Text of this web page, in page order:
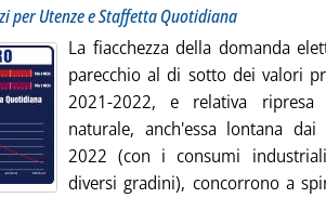
per Utenze e Staffetta Quotidiana
La fiacchezza della domanda
parecchio al di sotto dei valori
2021-2022, e relativa ripresa
naturale, anch'essa lontana
2022 (con i consumi
diversi gradini), concorrono a